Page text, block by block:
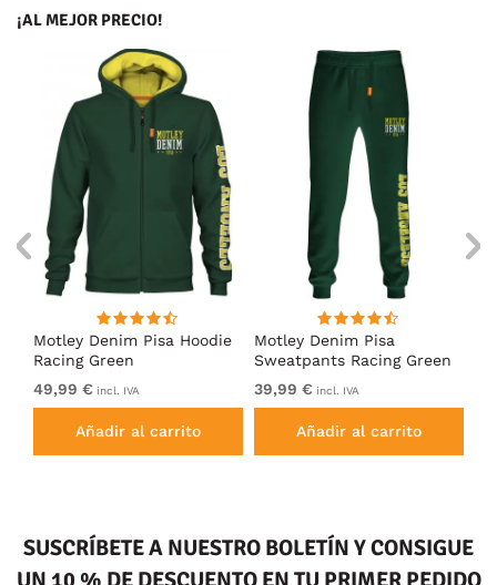
¡AL MEJOR PRECIO!
Motley Denim Pisa Hoodie
Racing Green
49,99 € incl. IVA
Añadir al carrito
Motley Denim Pisa
Sweatpants Racing Green
39,99 € incl. IVA
Añadir al carrito
SUSCRÍBETE A NUESTRO BOLETÍN Y CONSIGUE